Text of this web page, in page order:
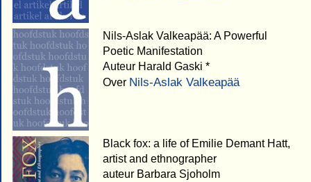
Nils-Aslak Valkeapää: A Powerful
Poetic Manifestation
Auteur Harald Gaski *
Over Nils-Aslak Valkeapää
Black fox: a life of Emilie Demant Hatt,
artist and ethnographer
auteur Barbara Sjoholm